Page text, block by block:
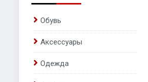
Обувь
Аксессуары
Одежда